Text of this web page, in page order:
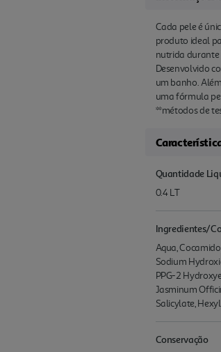
Cada pele é
produto ideal
nutrida durante
Desenvolvido
um banho.
uma fórmula
**métodos de
Quantidade
0.4 LT
Ingredientes/
Aqua,
Sodium
PPG-2
Jasminum
Salicylate,
Conservação